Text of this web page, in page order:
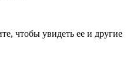
чтобы увидеть ее и другие